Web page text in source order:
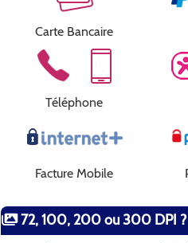
Carte Bancaire
Téléphone
Facture Mobile
72, 100, 200 ou 300 DPI ?